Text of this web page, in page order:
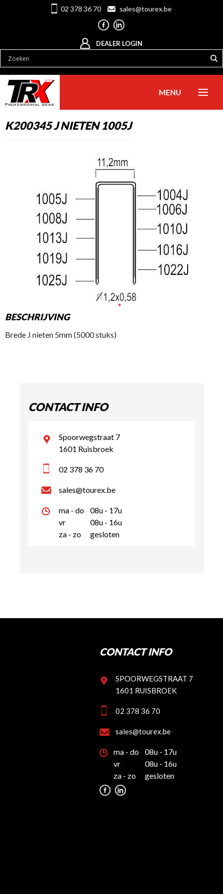
02 378 36 70 sales@tourex.be
DEALER LOGIN
MENU
K200345 J NIETEN 1005J
BESCHRIJVING
Brede J nieten 5mm (5000 stuks)
CONTACT INFO
Spoorwegstraat 7
1601 Ruisbroek
02 378 36 70
sales@tourex.be
ma - do
08u - 17u
vr
08u - 16u
za - zo
gesloten
CONTACT INFO
SPOORWEGSTRAAT 7
1601 RUISBROEK
02 378 36 70
sales@tourex.be
ma - do
08u - 17u
vr
08u - 16u
za - zo
gesloten